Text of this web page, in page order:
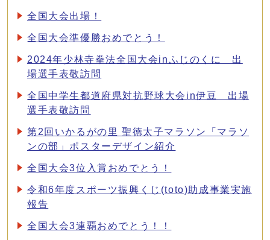
全国大会出場！
全国大会準優勝おめでとう！
2024年少林寺拳法全国大会inふじのくに 出
場選手表敬訪問
全国中学生都道府県対抗野球大会in伊豆 出場
選手表敬訪問
第2回いかるがの里 聖徳太子マラソン「マラソ
ンの部」ポスターデザイン紹介
全国大会3位入賞おめでとう！
令和6年度スポーツ振興くじ(toto)助成事業実施
報告
全国大会3連覇おめでとう！！